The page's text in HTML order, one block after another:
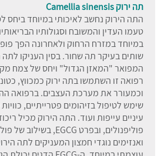
תה ירוק Camellia sinensis
התה הירוק נחשב לאיכותי במיוחד ביחס
טעמו העדין והמשובח וסגולותיו
במיוחד במזרח הרחוק ולאחרונה הפך
שותים בעיקר תה שחור. בסין העניקו לתה
המפואר "המאזן הגדול" ויחס של צמח
רפואה זו השתמשו בתה ירוק כמכווץ,
וכמעורר את מערכת העצבים. ברפואה
שימש לטיפול בזיהומים פטרייתיים,
עיניים עייפות ועוד. התה הירוק מכיל
ואנזימים נוגדי חמצון המעניקים לתה